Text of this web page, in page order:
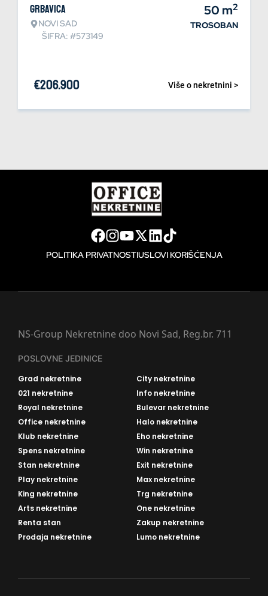
Grbavica
NOVI SAD
ŠIFRA: #573149
50 m2
TROSOBAN
Više o nekretnini >
€206.900
POLITIKA PRIVATNOSTIUSLOVI KORIŠĆENJA
NS-Group Nekretnine doo Novi Sad, Reg.br. 711
POSLOVNE JEDINICE
Grad nekretnine
City nekretnine
021 nekretnine
Info nekretnine
Royal nekretnine
Bulevar nekretnine
Office nekretnine
Halo nekretnine
Klub nekretnine
Eho nekretnine
Spens nekretnine
Win nekretnine
Stan nekretnine
Exit nekretnine
Play nekretnine
Max nekretnine
King nekretnine
Trg nekretnine
Arts nekretnine
One nekretnine
Renta stan
Zakup nekretnine
Prodaja nekretnine
Lumo nekretnine